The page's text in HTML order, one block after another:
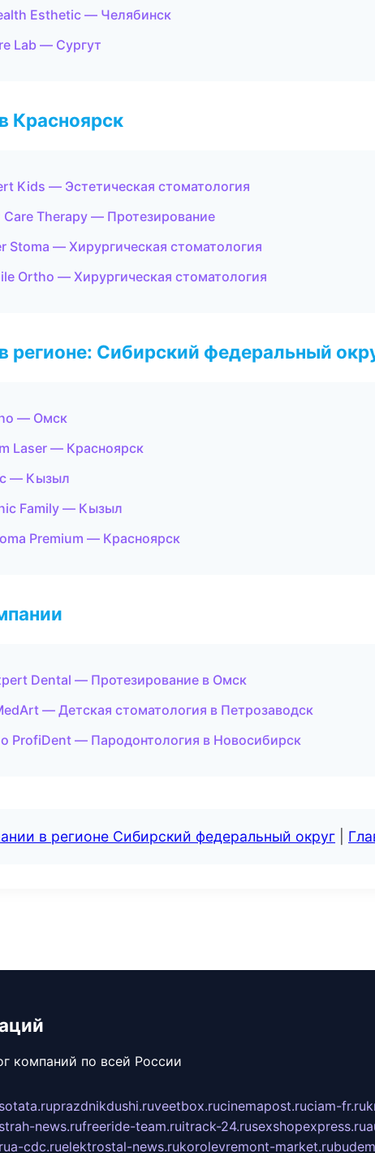
Esthetic — Челябинск
Lab — Сургут
Красноярск
Kids — Эстетическая стоматология
Care Therapy — Протезирование
Stoma — Хирургическая стоматология
Ortho — Хирургическая стоматология
регионе: Сибирский федеральный
— Омск
Laser — Красноярск
— Кызыл
Family — Кызыл
Premium — Красноярск
Dental — Протезирование в Омск
— Детская стоматология в Петрозаводск
ProfiDent — Пародонтология в Новосибирск
в регионе Сибирский федеральный округ
компаний по всей России
prazdnikdushi.ruveetbox.rucinemapost.ruciam-fr.ru
strah-news.rufreeride-team.ruitrack-24.rusexshopexpress.ru
a-cdc.ruelektrostal-news.rukorolevremont-market.ru